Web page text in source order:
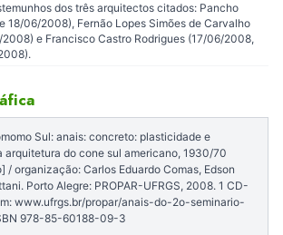
dos três arquitectos citados: Pancho
18/06/2008), Fernão Lopes Simões de Carvalho
e Francisco Castro Rodrigues (17/06/2008,
Sul: anais: concreto: plasticidade e
arquitetura do cone sul americano, 1930/70
/ organização: Carlos Eduardo Comas, Edson
Porto Alegre: PROPAR-UFRGS, 2008. 1 CD-
www.ufrgs.br/propar/anais-do-2o-seminario-
978-85-60188-09-3